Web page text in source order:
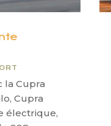
la Cupra
Cupra
électrique,